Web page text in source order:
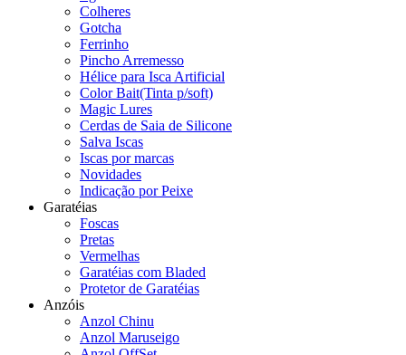
Colheres
Gotcha
Ferrinho
Pincho Arremesso
Hélice para Isca Artificial
Color Bait(Tinta p/soft)
Magic Lures
Cerdas de Saia de Silicone
Salva Iscas
Iscas por marcas
Novidades
Indicação por Peixe
Garatéias
Foscas
Pretas
Vermelhas
Garatéias com Bladed
Protetor de Garatéias
Anzóis
Anzol Chinu
Anzol Maruseigo